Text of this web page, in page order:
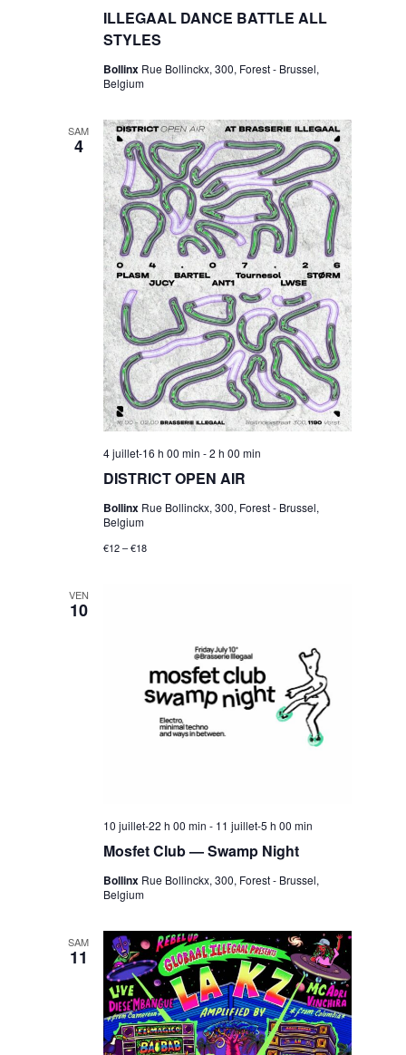
ILLEGAAL DANCE BATTLE ALL
STYLES
Bollinx Rue Bollinckx, 300, Forest - Brussel,
Belgium
SAM
4
DISTRICT OPEN AIR
4 juillet-16 h 00 min -2 h 00 min
Bollinx Rue Bollinckx, 300, Forest - Brussel,
Belgium
€12 – €18
VEN
10
Mosfet Club — Swamp Night
10 juillet-22 h 00 min - 11 juillet-5 h 00 min
Bollinx Rue Bollinckx, 300, Forest - Brussel,
Belgium
SAM
11